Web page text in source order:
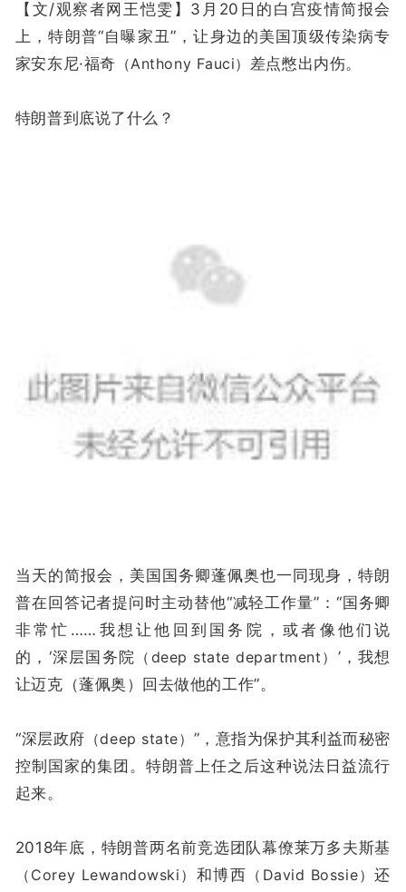
【文/观察者网王恺雯】3月20日的白宫疫情简报会
上，特朗普“自曝家丑”，让身边的美国顶级传染病专
家安东尼·福奇 （Anthony Fauci） 差点憋出内伤。
特朗普到底说了什么？
当天的简报会，美国国务卿蓬佩奥也一同现身，特朗
普在回答记者提问时主动替他“减轻工作量”：“国务卿
非常忙……我想让他回到国务院，或者像他们说
的，‘深层国务院 （deep state department） ’，我想
让迈克（蓬佩奥）回去做他的工作”。
“深层政府 （deep state） ”，意指为保护其利益而秘密
控制国家的集团。特朗普上任之后这种说法日益流行
起来。
2018年底，特朗普两名前竞选团队幕僚莱万多夫斯基
（Corey Lewandowski） 和博西 （David Bossie）还